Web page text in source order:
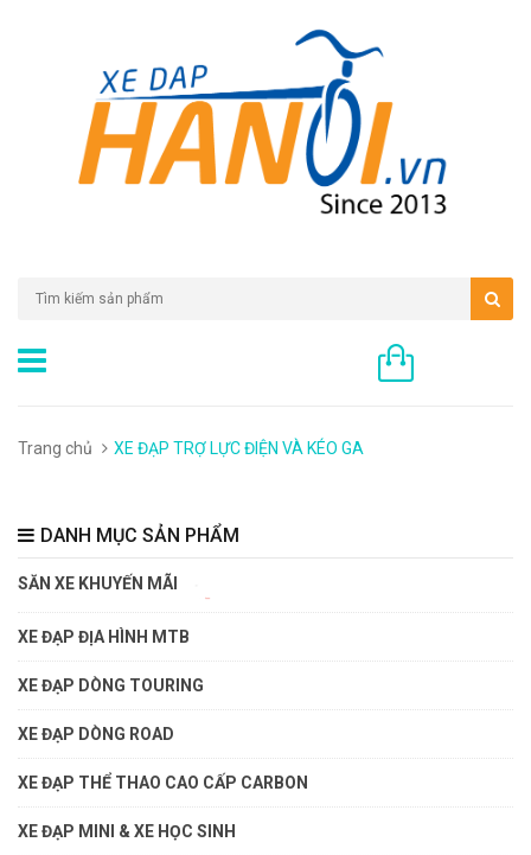
Trang chủ XE ĐẠP TRỢ LỰC ĐIỆN VÀ KÉO GA
DANH MỤC SẢN PHẨM
SĂN XE KHUYẾN MÃI
XE ĐẠP ĐỊA HÌNH MTB
XE ĐẠP DÒNG TOURING
XE ĐẠP DÒNG ROAD
XE ĐẠP THỂ THAO CAO CẤP CARBON
XE ĐẠP MINI & XE HỌC SINH